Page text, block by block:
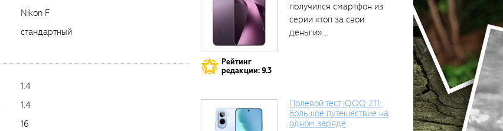
Nikon F
стандартный
1.4
1.4
16
Рейтинг
редакции: 9.3
получился смартфон из
серии «топ за свои
деньги»....
Полевой тест iQOO Z11:
большое путешествие на
одном заряде